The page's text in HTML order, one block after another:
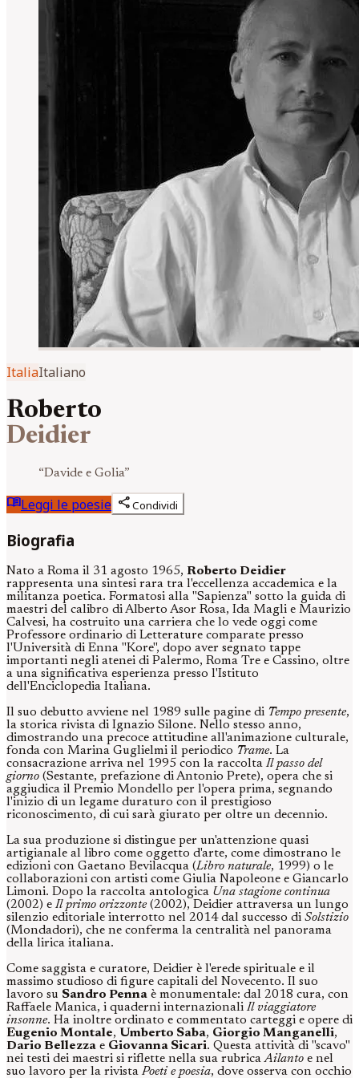
ItaliaItaliano
Roberto
Deidier
“Davide e Golia”
menu_bookLeggi le poesie shareCondividi
Biografia
Nato a Roma il 31 agosto 1965, Roberto Deidier
rappresenta una sintesi rara tra l'eccellenza accademica e la
militanza poetica. Formatosi alla "Sapienza" sotto la guida di
maestri del calibro di Alberto Asor Rosa, Ida Magli e Maurizio
Calvesi, ha costruito una carriera che lo vede oggi come
Professore ordinario di Letterature comparate presso
l'Università di Enna "Kore", dopo aver segnato tappe
importanti negli atenei di Palermo, Roma Tre e Cassino, oltre
a una significativa esperienza presso l'Istituto
dell'Enciclopedia Italiana.
Il suo debutto avviene nel 1989 sulle pagine di Tempo presente,
la storica rivista di Ignazio Silone. Nello stesso anno,
dimostrando una precoce attitudine all'animazione culturale,
fonda con Marina Guglielmi il periodico Trame. La
consacrazione arriva nel 1995 con la raccolta Il passo del
giorno (Sestante, prefazione di Antonio Prete), opera che si
aggiudica il Premio Mondello per l'opera prima, segnando
l'inizio di un legame duraturo con il prestigioso
riconoscimento, di cui sarà giurato per oltre un decennio.
La sua produzione si distingue per un'attenzione quasi
artigianale al libro come oggetto d'arte, come dimostrano le
edizioni con Gaetano Bevilacqua (Libro naturale, 1999) o le
collaborazioni con artisti come Giulia Napoleone e Giancarlo
Limoni. Dopo la raccolta antologica Una stagione continua
(2002) e Il primo orizzonte(2002), Deidier attraversa un lungo
silenzio editoriale interrotto nel 2014 dal successo di Solstizio
(Mondadori), che ne conferma la centralità nel panorama
della lirica italiana.
Come saggista e curatore, Deidier è l'erede spirituale e il
massimo studioso di figure capitali del Novecento. Il suo
lavoro su Sandro Penna è monumentale: dal 2018 cura, con
Raffaele Manica, i quaderni internazionali Il viaggiatore
insonne. Ha inoltre ordinato e commentato carteggi e opere di
Eugenio Montale, Umberto Saba, Giorgio Manganelli,
Dario Bellezza e Giovanna Sicari. Questa attività di "scavo"
nei testi dei maestri si riflette nella sua rubricaAilanto e nel
suo lavoro per la rivista Poeti e poesia, dove osserva con occhio